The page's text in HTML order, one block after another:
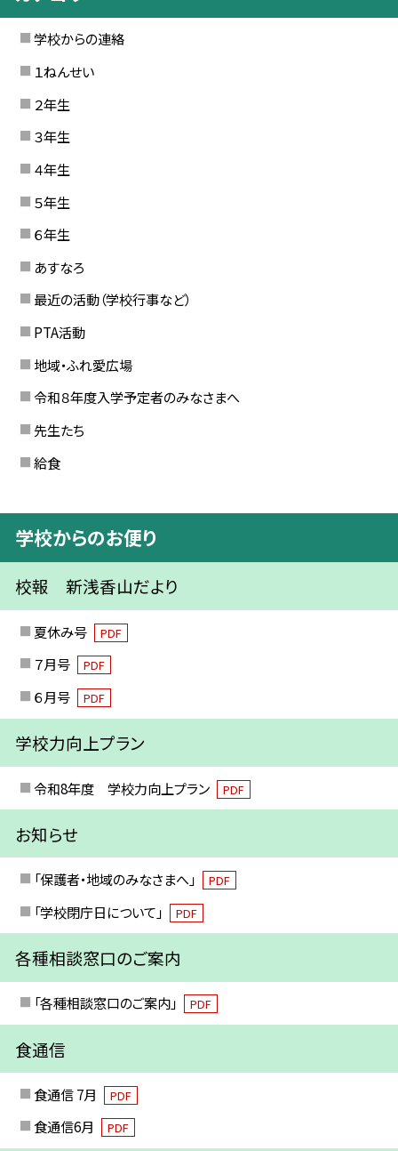
学校からの連絡
１ねんせい
２年生
３年生
４年生
５年生
６年生
あすなろ
最近の活動（学校行事など）
PTA活動
地域・ふれ愛広場
令和８年度入学予定者のみなさまへ
先生たち
給食
学校からのお便り
校報 新浅香山だより
夏休み号 PDF
７月号 PDF
６月号 PDF
学校力向上プラン
令和8年度 学校力向上プラン PDF
お知らせ
「保護者・地域のみなさまへ」 PDF
「学校閉庁日について」 PDF
各種相談窓口のご案内
「各種相談窓口のご案内」 PDF
食通信
食通信 7月 PDF
食通信6月 PDF